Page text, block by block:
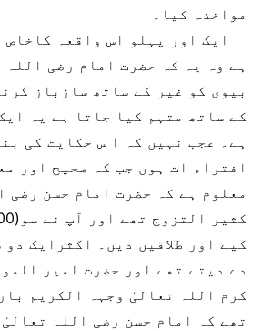
مواخذہ کیا۔
ایک اور پہلو اس واقعہ کاخاص
ہے وہ یہ کہ حضرت امام رضی اللہ
بیوی کو غیر کے ساتھ سازباز
کے ساتھ متہم کیا جاتا ہے یہ
ہے۔ عجب نہیں کہ ا س حکایت کی
افتراء ات ہوں جب کہ صحیح اور
معلوم ہے کہ حضرت امام حسن رضی
کیے اور طلاقیں دیں۔ اکثرایک دو
دے دیتے تھے اور حضرت امیر
کرم اللہ تعالیٰ وجہہ الکریم
تھے کہ امام حسن رضی اللہ